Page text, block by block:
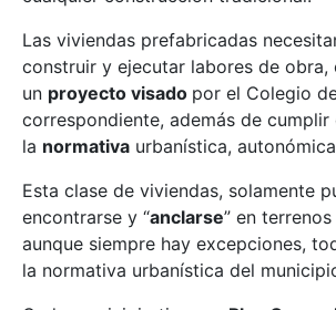
Las viviendas prefabricadas
construir y ejecutar labores de obra,
un proyecto visado por el Colegio
correspondiente, además de cumplir
la normativa urbanística,
Esta clase de viviendas, solamente
encontrarse y “anclarse” en
aunque siempre hay excepciones,
la normativa urbanística del